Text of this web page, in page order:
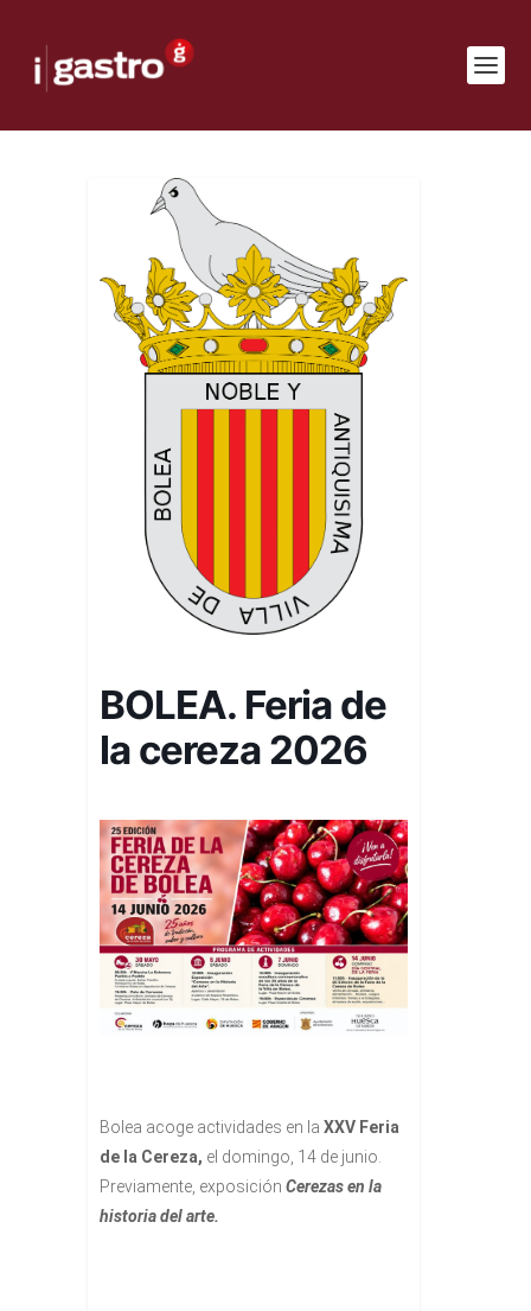
BOLEA. Feria de
la cereza 2026
Bolea acoge actividades en la XXV Feria
de la Cereza, el domingo, 14 de junio.
Previamente, exposición Cerezas en la
historia del arte.